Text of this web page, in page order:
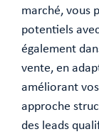
marché, vous
potentiels
également
vente, en
améliorant
approche
des leads